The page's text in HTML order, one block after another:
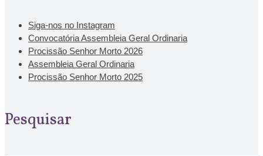
Siga-nos no Instagram
Convocatória Assembleia Geral Ordinaria
Procissão Senhor Morto 2026
Assembleia Geral Ordinaria
Procissão Senhor Morto 2025
Pesquisar